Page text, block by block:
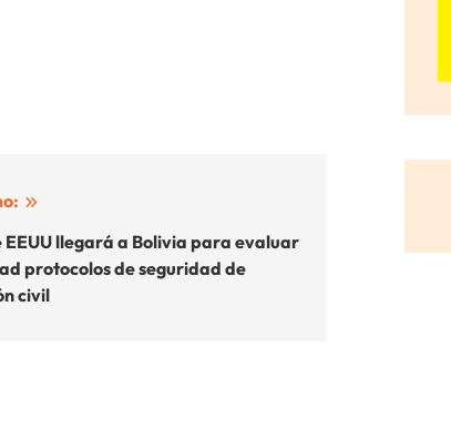
EEUU llegará a Bolivia para evaluar
protocolos de seguridad de
civil